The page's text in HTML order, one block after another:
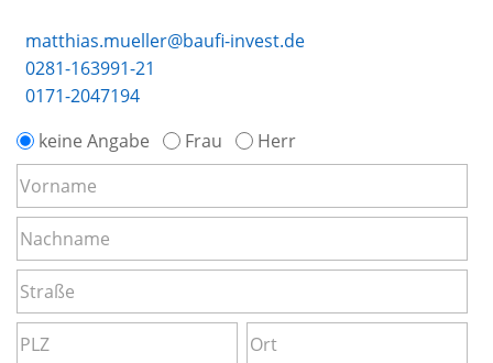
matthias.mueller@baufi-invest.de
0281-163991-21
0171-2047194
keine Angabe
Frau Herr